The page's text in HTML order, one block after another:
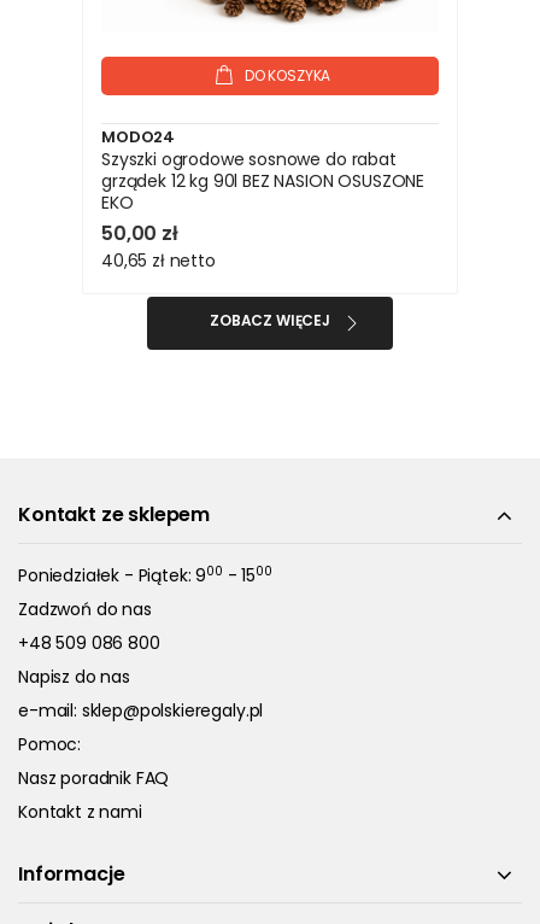
DO KOSZYKA
MODO24
Szyszki ogrodowe sosnowe do rabat
grządek 12 kg 90l BEZ NASION OSUSZONE
EKO
50,00 zł
40,65 zł netto
ZOBACZ WIĘCEJ
Kontakt ze sklepem
Poniedziałek - Piątek: 900 - 1500
Zadzwoń do nas
+48 509 086 800
Napisz do nas
e-mail: sklep@polskieregaly.pl
Pomoc:
Nasz poradnik FAQ
Kontakt z nami
Informacje